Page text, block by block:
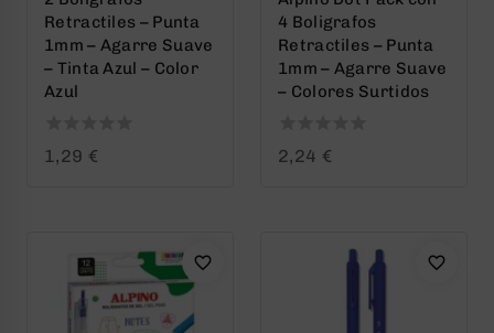
Retractiles – Punta
1mm – Agarre Suave
– Tinta Azul – Color
Azul
01,29 €
4 Boligrafos
Retractiles – Punta
1mm – Agarre Suave
– Colores Surtidos
0
2,24 €